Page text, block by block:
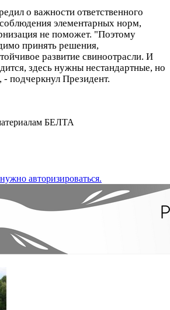
о важности ответственного
элементарных норм,
не поможет. "Поэтому
принять решения,
развитие свиноотрасли. И
здесь нужны нестандартные, но
подчеркнул Президент.
БЕЛТА
авторизироваться.